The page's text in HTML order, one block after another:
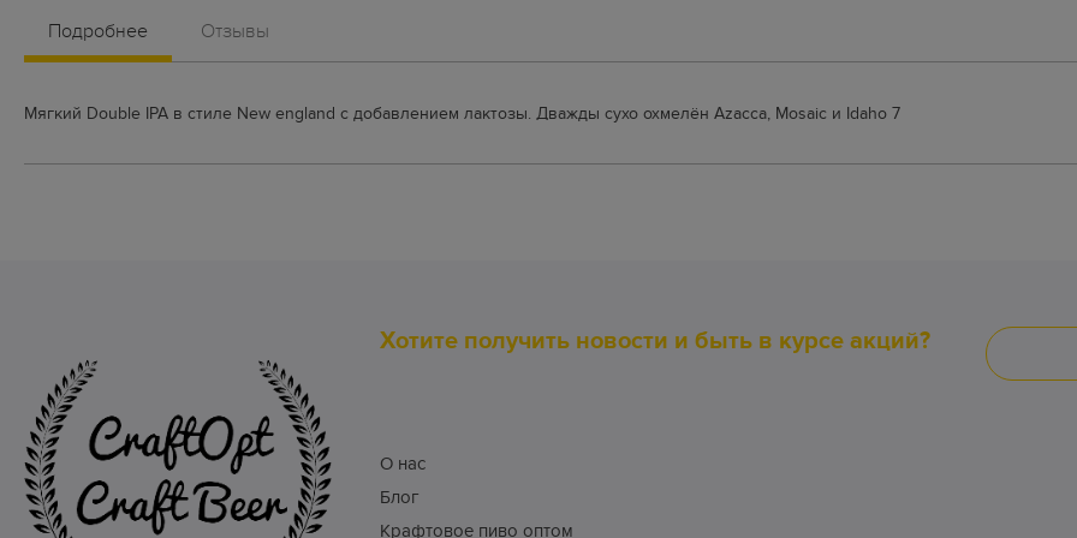
Подробнее Отзывы
Мягкий Double IPA в стиле New england с добавлением лактозы. Дважды сухо охмелён Azacca, Mosaic и Idaho 7
Хотите получить новости и быть в курсе акций?
О нас
Блог
Крафтовое пиво оптом